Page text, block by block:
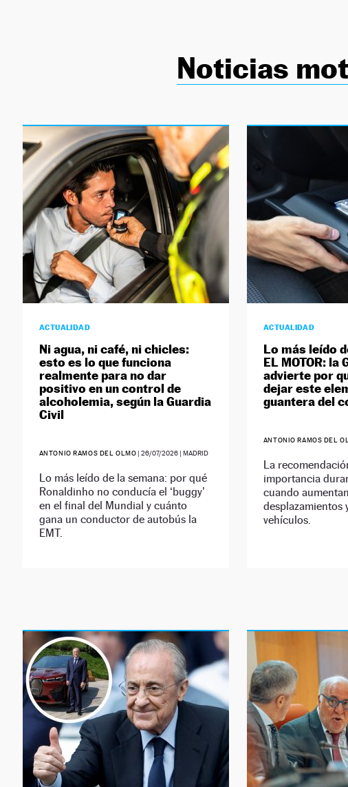
Noticias
ACTUALIDAD
Ni agua, ni café, ni chicles:
esto es lo que funciona
realmente para no dar
positivo en un control de
alcoholemia, según la Guardia
Civil
ANTONIO RAMOS DEL OLMO |26/07/2026 | MADRID
Lo más leído de la semana: por qué
Ronaldinho no conducía el ‘buggy’
en el final del Mundial y cuánto
gana un conductor de autobús la
EMT.
ACTUALIDAD
Lo más leído
EL MOTOR: la
advierte por
dejar este
guantera del
ANTONIO RAMOS DEL
La
importancia
cuando
desplazamientos
vehículos.